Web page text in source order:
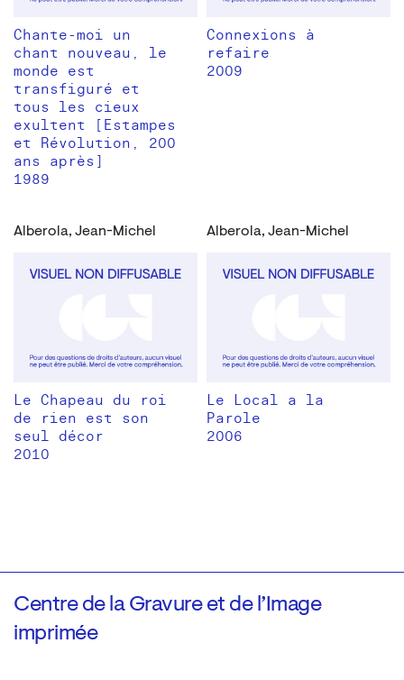
Chante-moi un
chant nouveau, le
monde est
transfiguré et
tous les cieux
exultent [Estampes
et Révolution, 200
ans après]
1989
Connexions à
refaire
2009
Alberola, Jean-Michel
Le Chapeau du roi
de rien est son
seul décor
2010
Alberola, Jean-Michel
Le Local a la
Parole
2006
Centre de la Gravure et de l’Image
imprimée